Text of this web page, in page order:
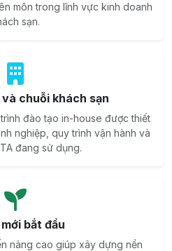
môn trong lĩnh vực kinh doanh
sạn.
chuỗi khách sạn
đào tạo in-house được thiết
nghiệp, quy trình vận hành và
đang sử dụng.
bắt đầu
nâng cao giúp xây dựng nền